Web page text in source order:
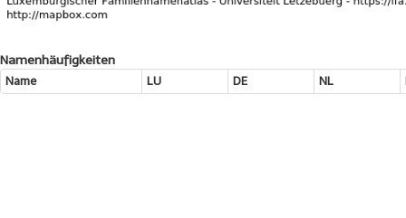
Namenhäufigkeiten
Name LU DE NL